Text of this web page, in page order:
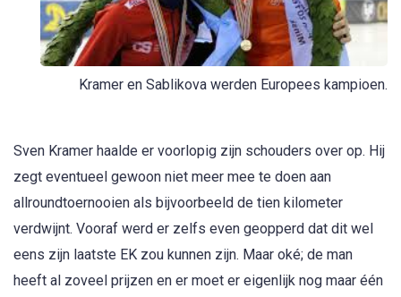
Kramer en Sablikova werden Europees kampioen.
Sven Kramer haalde er voorlopig zijn schouders over op. Hij
zegt eventueel gewoon niet meer mee te doen aan
allroundtoernooien als bijvoorbeeld de tien kilometer
verdwijnt. Vooraf werd er zelfs even geopperd dat dit wel
eens zijn laatste EK zou kunnen zijn. Maar oké; de man
heeft al zoveel prijzen en er moet er eigenlijk nog maar één